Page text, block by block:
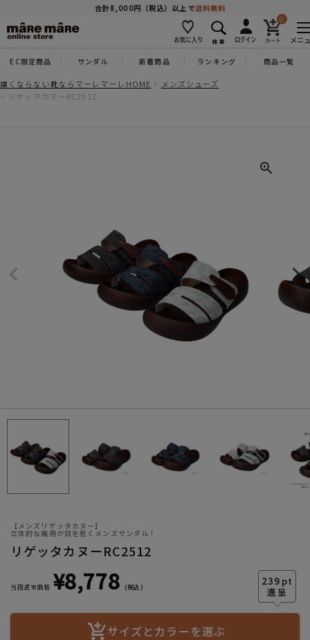
合計8,000円（税込）以上で送料無料
0
メニ
EC限定商品 サンダル 新着商品 ランキング 商品一覧
痛くならない靴ならマーレマーレHOME
メンズシューズ
リゲッタカヌーRC2512
【メンズリゲッタカヌー】
立体的な織柄が目を惹くメンズサンダル！
リゲッタカヌーRC2512
239 pt
当店通常価格 ¥8,778 税込
サイズとカラーを選ぶ
商品を探す
人気ワード #コンフォート #パンプス #スニーカー
サイズ
ヒールの高さ